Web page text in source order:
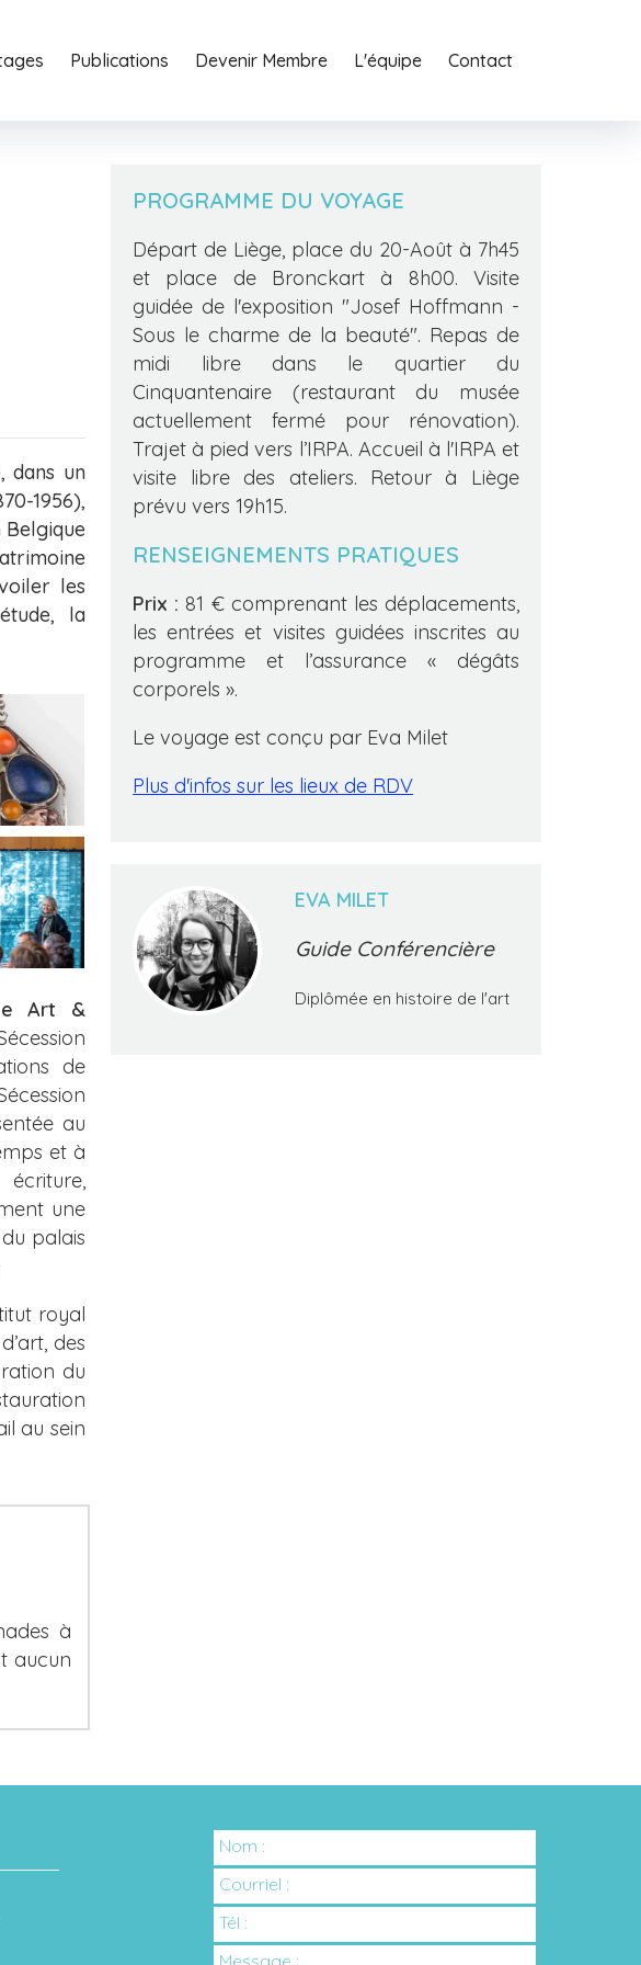
Home Portfolio Agency Services Journal Contact
Publications Devenir Membre L'équipe Contact
dans un
1956),
Belgique
les
la
Art &
de
au
et à
une
palais
royal
des
du
au sein
à
aucun
PROGRAMME DU VOYAGE
Départ de Liège, place du 20-Août à 7h45
et place de Bronckart à 8h00. Visite
guidée de l'exposition "Josef Hoffmann -
Sous le charme de la beauté". Repas de
midi libre dans le quartier du
Cinquantenaire (restaurant du musée
actuellement fermé pour rénovation).
Trajet à pied vers l’IRPA. Accueil à l'IRPA et
visite libre des ateliers. Retour à Liège
prévu vers 19h15.
RENSEIGNEMENTS PRATIQUES
Prix : 81 € comprenant les déplacements,
les entrées et visites guidées inscrites au
programme et l’assurance « dégâts
corporels ».
Le voyage est conçu par Eva Milet
Plus d'infos sur les lieux de RDV
EVA MILET
Guide Conférencière
Diplômée en histoire de l'art
Nom :
Courriel :
Tél :
Message :